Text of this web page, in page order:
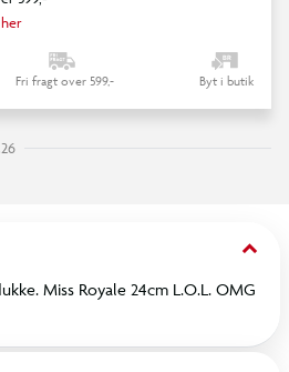
Fri fragt over 599,- Byt i butik
keyboard_arrow_down
Miss Royale 24cm L.O.L. OMG